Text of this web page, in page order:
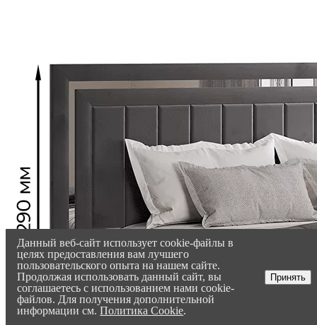
Данный веб-сайт использует cookie-файлы в
целях предоставления вам лучшего
пользовательского опыта на нашем сайте.
Продолжая использовать данный сайт, вы
соглашаетесь с использованием нами cookie-
файлов. Для получения дополнительной
информации см.Политика Cookie.
Принять